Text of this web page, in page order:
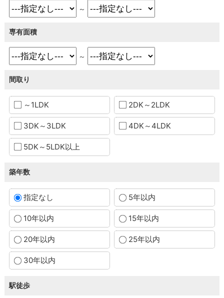
～
専有面積
～
間取り
～1LDK 2DK～2LDK
3DK～3LDK 4DK～4LDK
5DK～5LDK以上
築年数
指定なし 5年以内
10年以内 15年以内
20年以内 25年以内
30年以内
駅徒歩